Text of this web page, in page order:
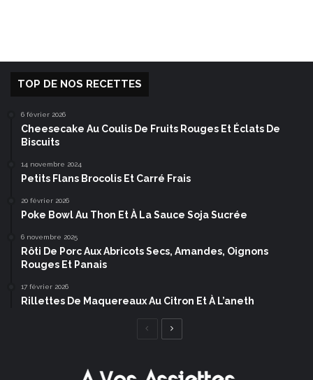
TOP DE NOS RECETTES
6 février 2026
Cheesecake Au Coulis De Fruits Rouges Et Éclats De
Biscuits
14 novembre 2024
Petits Flans Brocolis Et Carré Frais
20 février 2026
Poke Bowl Au Thon Et À La Sauce Soja Sucrée
6 novembre 2025
Rôti De Porc Aux Abricots Secs, Amandes, Oignons
Rouges Et Panais
17 février 2026
Rillettes De Maquereaux Au Citron Et À L’aneth
Page